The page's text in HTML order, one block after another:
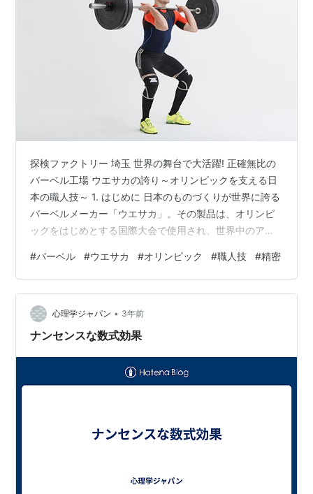
探検ファクトリー 埼玉 世界の舞台で大活躍! 正確無比の
バーベル工場 ウエサカの誇り～オリンピックを支える日
本の職人技～ 1. はじめに 日本のものづくりが世界に誇る
バーベルメーカー「ウエサカ」。その製品は、オリンピ
ックをはじめとする国際大会で使用され、世界中のアス
こまでの評価を得ているのは、精密な技術と職人のこだ
わりによるものです。本記事では、ウエサカの歴史、バ
ーベル製作における技術革新、そして未来への展望につ
いて、詳しく掘り下げていきます。 ストレスすっきり い
い気持ちになる本: 心と脳がリフレッシュ爽快に
#バーベル #ウエサカ #オリンピック #職人技 #精密
心理学ジャパン • 3年前
ナンセンスな数式効果